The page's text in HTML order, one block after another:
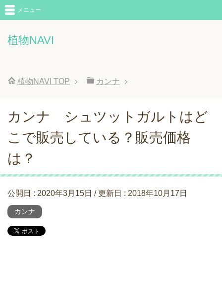
植物NAVI
メニュー
植物NAVI TOP カンナ
カンナ シュツットガルトはど
こで販売している？販売価格
は？
公開日 : 2020年3月15日 / 更新日 : 2018年10月17日
カンナ